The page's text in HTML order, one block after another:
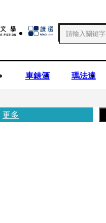
車錶酒 瑪法達
更多